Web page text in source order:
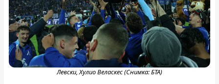
Левски, Хулио Веласкес (Снимка: БТА)